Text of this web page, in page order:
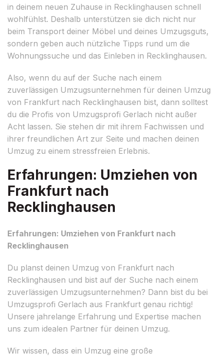
in deinem neuen Zuhause in Recklinghausen schnell
wohlfühlst. Deshalb unterstützen sie dich nicht nur
beim Transport deiner Möbel und deines Umzugsguts,
sondern geben auch nützliche Tipps rund um die
Wohnungssuche und das Einleben in Recklinghausen.
Also, wenn du auf der Suche nach einem
zuverlässigen Umzugsunternehmen für deinen Umzug
von Frankfurt nach Recklinghausen bist, dann solltest
du die Profis von Umzugsprofi Gerlach nicht außer
Acht lassen. Sie stehen dir mit ihrem Fachwissen und
ihrer freundlichen Art zur Seite und machen deinen
Umzug zu einem stressfreien Erlebnis.
Erfahrungen: Umziehen von
Frankfurt nach
Recklinghausen
Erfahrungen: Umziehen von Frankfurt nach
Recklinghausen
Du planst deinen Umzug von Frankfurt nach
Recklinghausen und bist auf der Suche nach einem
zuverlässigen Umzugsunternehmen? Dann bist du bei
Umzugsprofi Gerlach aus Frankfurt genau richtig!
Unsere jahrelange Erfahrung und Expertise machen
uns zum idealen Partner für deinen Umzug.
Wir wissen, dass ein Umzug eine große